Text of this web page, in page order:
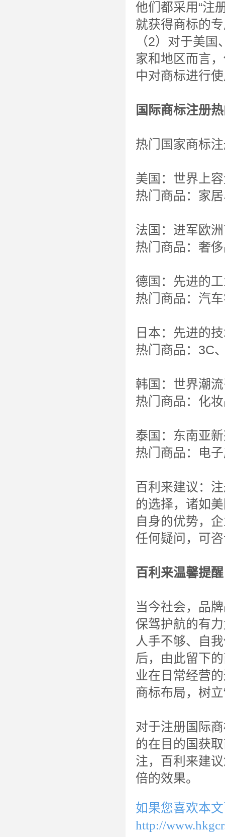
他们都采用“注
就获得商标的
（2）对于美
家和地区而言
中对商标进行
国际商标注册
热门国家商标
美国：世界上
热门商品：家
法国：进军欧
热门商品：奢
德国：先进的
热门商品：汽
日本：先进的
热门商品：3C
韩国：世界潮
热门商品：化
泰国：东南亚
热门商品：电
百利来建议：
的选择，诸如
自身的优势，
任何疑问，可
百利来温馨提醒
当今社会，品
保驾护航的有
人手不够、自
后，由此留下
业在日常经营
商标布局，树
对于注册国际
的在目的国获
注，百利来建
倍的效果。
如果您喜欢本
http://